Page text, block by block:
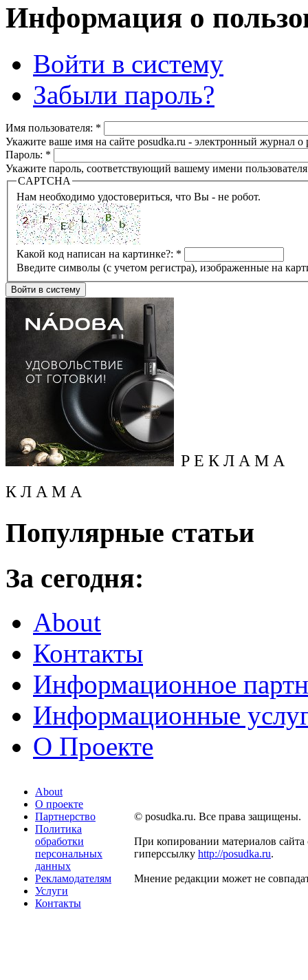
Информация о
Войти в систему
Забыли пароль?
Имя пользователя: *
Укажите ваше имя на сайте posudka.ru - электронный журнал
Пароль: *
Укажите пароль, соответствующий вашему имени
CAPTCHA
Нам необходимо удостовериться, что Вы - не робот.
Какой код написан на картинке?: *
Введите символы (с учетом регистра), изображенные на
Р Е К Л А М А
К Л А М А
Популярные статьи
За сегодня:
About
Контакты
Информационное
Информационные
О Проекте
About
О проекте
Партнерство
Политика
обработки
персональных
данных
Рекламодателям
Услуги
Контакты
© posudka.ru. Все права защищены.
При копировании материалов сайта
гиперссылку http://posudka.ru.
Мнение редакции может не